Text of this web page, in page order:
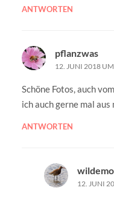
ANTWORTEN
pflanzwas
12. JUNI 2018
Schöne Fotos, auch
ich auch gerne mal
ANTWORTEN
12. JUNI